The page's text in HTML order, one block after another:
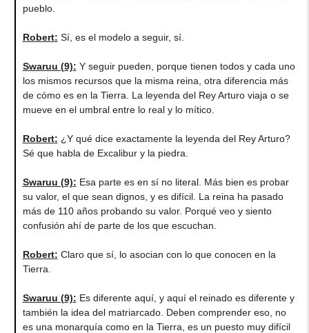
pueblo.
Robert: Sí, es el modelo a seguir, sí.
Swaruu (9): Y seguir pueden, porque tienen todos y cada uno
los mismos recursos que la misma reina, otra diferencia más
de cómo es en la Tierra. La leyenda del Rey Arturo viaja o se
mueve en el umbral entre lo real y lo mítico.
Robert: ¿Y qué dice exactamente la leyenda del Rey Arturo?
Sé que habla de Excalibur y la piedra.
Swaruu (9): Esa parte es en sí no literal. Más bien es probar
su valor, el que sean dignos, y es difícil. La reina ha pasado
más de 110 años probando su valor. Porqué veo y siento
confusión ahí de parte de los que escuchan.
Robert: Claro que sí, lo asocian con lo que conocen en la
Tierra.
Swaruu (9): Es diferente aquí, y aquí el reinado es diferente y
también la idea del matriarcado. Deben comprender eso, no
es una monarquía como en la Tierra, es un puesto muy difícil